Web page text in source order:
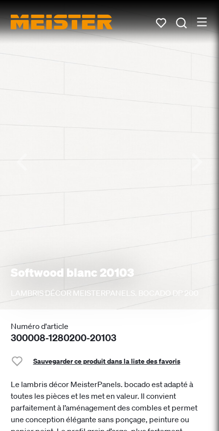
Softwood blanc 20103
LAMBRIS DÉCOR MEISTERPANELS. BOCADO DP 200
Numéro d'article
300008-1280200-20103
Sauvegarder ce produit dans la liste des favoris
Le lambris décor MeisterPanels. bocado est adapté à
toutes les pièces et les met en valeur. Il convient
parfaitement à l’aménagement des combles et permet
une conception élégante sans ponçage, peinture ou